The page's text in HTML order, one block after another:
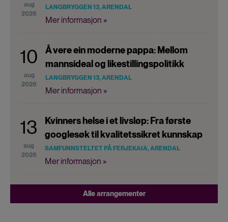
aug
2026
LANGBRYGGEN 13, ARENDAL
Mer informasjon »
10
aug
2026
Å vere ein moderne pappa: Mellom
mannsideal og likestillingspolitikk
LANGBRYGGEN 13, ARENDAL
Mer informasjon »
13
aug
2026
Kvinners helse i et livsløp: Fra første
googlesøk til kvalitetssikret kunnskap
SAMFUNNSTELTET PÅ FERJEKAIA, ARENDAL
Mer informasjon »
Alle arrangementer